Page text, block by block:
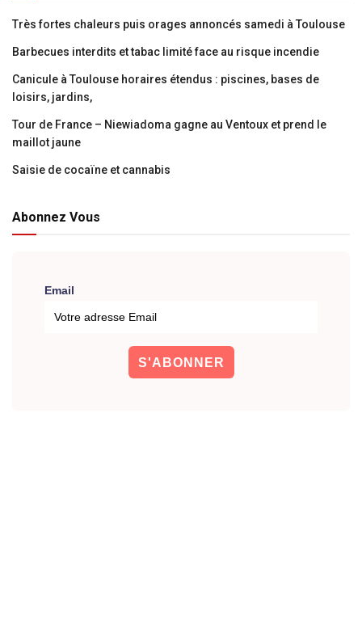
Très fortes chaleurs puis orages annoncés samedi à Toulouse
Barbecues interdits et tabac limité face au risque incendie
Canicule à Toulouse horaires étendus : piscines, bases de
loisirs, jardins,
Tour de France – Niewiadoma gagne au Ventoux et prend le
maillot jaune
Saisie de cocaïne et cannabis
Abonnez Vous
Email